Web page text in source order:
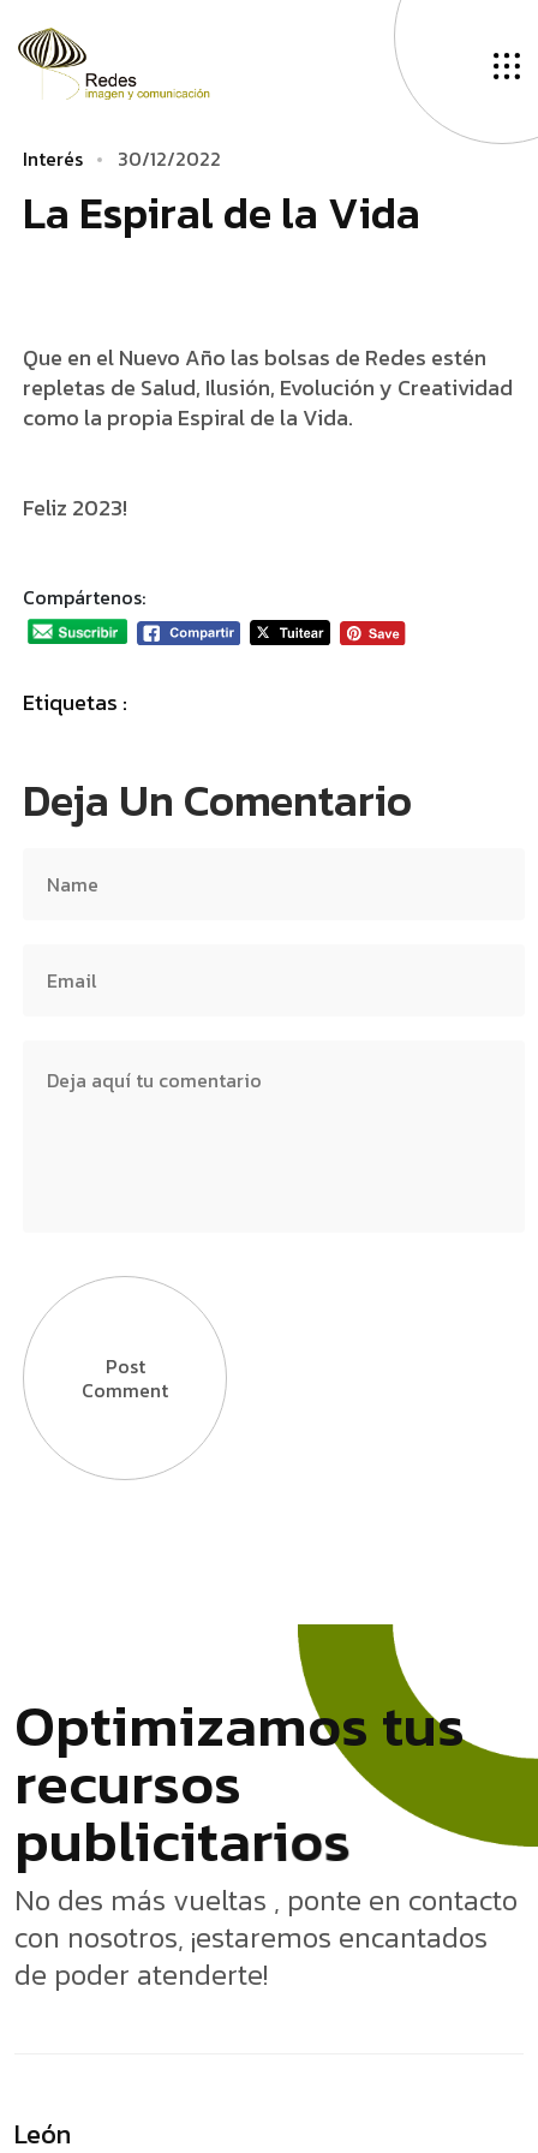
Interés 30/12/2022
La
­ Espiral
­ de
­ la Vida
Que en el Nuevo Año las bolsas de Redes estén
repletas de Salud, Ilusión, Evolución y Creatividad
como la propia Espiral de la Vida.
Feliz 2023!
Compártenos:
Etiquetas :
Deja Un Comentario
Post
Comment
Optimizamostus
recursos
publicitarios
No des más vueltas , ponte en contacto
con nosotros, ¡estaremos encantados
de poder atenderte!
León